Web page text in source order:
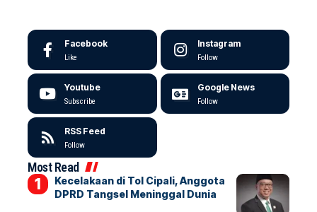
Facebook
Like
Instagram
Follow
Youtube
Subscribe
Google News
Follow
RSS Feed
Follow
Most Read
Kecelakaan di Tol Cipali, Anggota
DPRD Tangsel Meninggal Dunia